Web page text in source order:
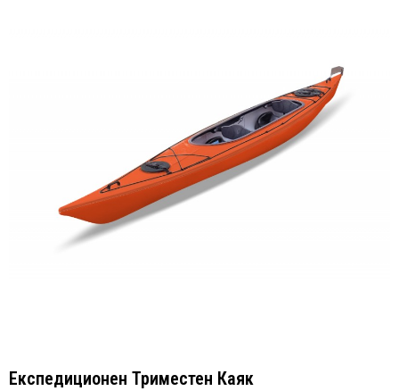
Експедиционен Триместен Каяк